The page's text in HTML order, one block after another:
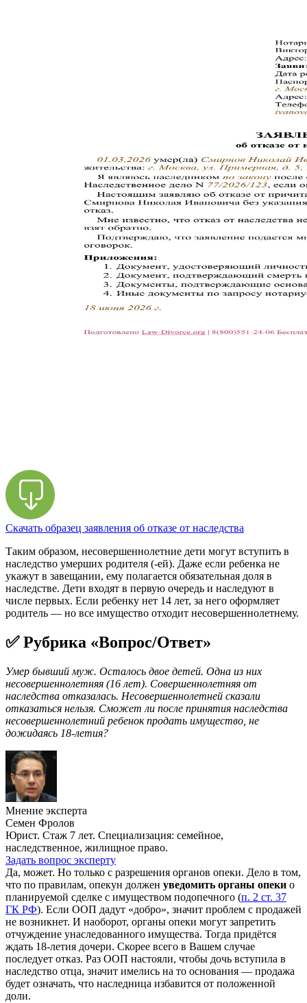
Скачать образец заявления об отказе от наследства
Таким образом, несовершеннолетние дети могут вступить в
наследство умерших родителя (-ей). Даже если ребенка не
укажут в завещании, ему полагается обязательная доля в
наследстве. Дети входят в первую очередь и наследуют в
числе первых. Если ребенку нет 14 лет, за него оформляет
родитель — но все имущество отходит несовершеннолетнему.
✅ Рубрика «Вопрос/Ответ»
Умер бывший муж. Осталось двое детей. Одна из них
несовершеннолетняя (16 лет). Совершеннолетняя от
наследства отказалась. Несовершеннолетней сказали
отказаться нельзя. Сможет ли после принятия наследства
несовершеннолетний ребенок продать имущество, не
дожидаясь 18-летия?
Мнение эксперта
Семен Фролов
Юрист. Стаж 7 лет. Специализация: семейное,
наследственное, жилищное право.
Задать вопрос эксперту
Да, может. Но только с разрешения органов опеки. Дело в том,
что по правилам, опекун должен уведомить органы опеки о
планируемой сделке с имуществом подопечного (п. 2 ст. 37
ГК РФ). Если ООП дадут «добро», значит проблем с продажей
не возникнет. И наоборот, органы опеки могут запретить
отчуждение унаследованного имущества. Тогда придётся
ждать 18-летия дочери. Скорее всего в Вашем случае
последует отказ. Раз ООП настояли, чтобы дочь вступила в
наследство отца, значит имелись на то основания — продажа
будет означать, что наследница избавится от положенной
доли.